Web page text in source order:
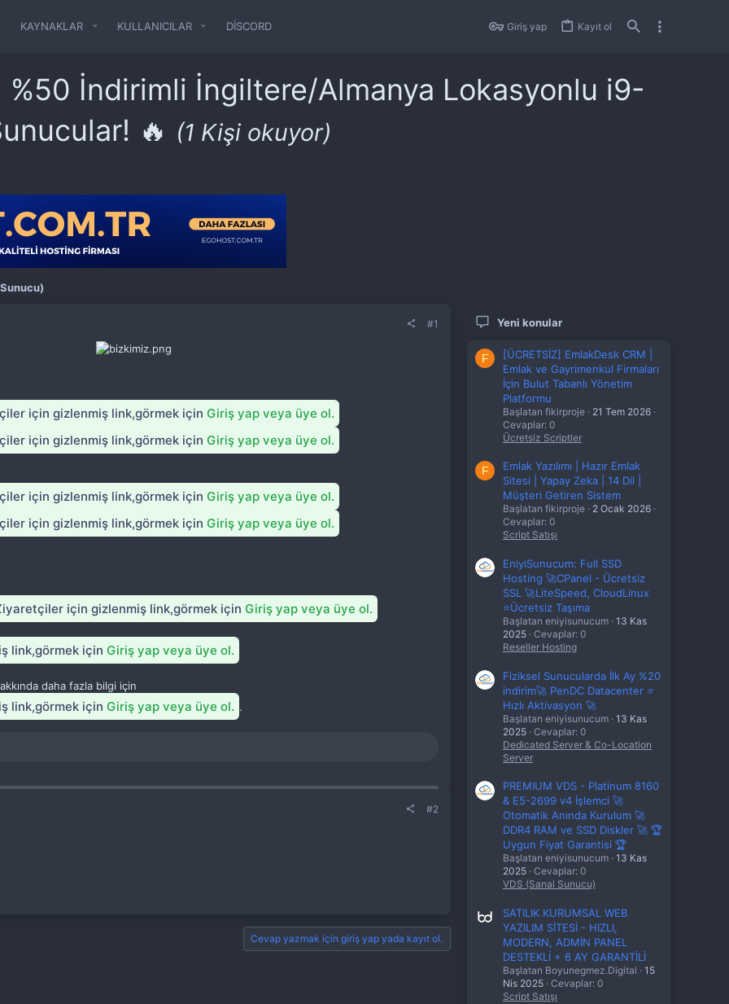
KAYNAKLAR KULLANICILAR DISCORD Giriş yap Kayıt ol
%50 İndirimli İngiltere/Almanya Lokasyonlu i9-
🔥 (1 Kişi okuyor)
#1
için gizlenmiş link,görmek için Giriş yap veya üye ol.
için gizlenmiş link,görmek için Giriş yap veya üye ol.
için gizlenmiş link,görmek için Giriş yap veya üye ol.
için gizlenmiş link,görmek için Giriş yap veya üye ol.
için gizlenmiş link,görmek için Giriş yap veya üye ol.
link,görmek için Giriş yap veya üye ol.
daha fazla bilgi için
link,görmek için Giriş yap veya üye ol. .
#2
Cevap yazmak için giriş yap yada kayıt ol.
Yeni konular
F
[ÜCRETSİZ] EmlakDesk CRM |
Emlak ve Gayrimenkul Firmaları
İçin Bulut Tabanlı Yönetim
Platformu
Başlatan fikirproje
21 Tem 2026
Cevaplar: 0
Ücretsiz Scriptler
F
Emlak Yazılımı | Hazır Emlak
Sitesi | Yapay Zeka | 14 Dil |
Müşteri Getiren Sistem
Başlatan fikirproje
2 Ocak 2026
Cevaplar: 0
Script Satışı
EniyiSunucum: Full SSD
Hosting 🚀CPanel - Ücretsiz
SSL 🚀LiteSpeed, CloudLinux
⭐Ücretsiz Taşıma
Başlatan eniyisunucum 13 Kas
2025 Cevaplar: 0
Reseller Hosting
Fiziksel Sunucularda İlk Ay %20
indirim🚀 PenDC Datacenter ⭐
Hızlı Aktivasyon 🚀
Başlatan eniyisunucum 13 Kas
2025 Cevaplar: 0
Dedicated Server & Co-Location
Server
PREMIUM VDS - Platinum 8160
& E5-2699 v4 İşlemci 🚀
Otomatik Anında Kurulum 🚀
DDR4 RAM ve SSD Diskler 🚀 🏆
Uygun Fiyat Garantisi 🏆
Başlatan eniyisunucum 13 Kas
2025 Cevaplar: 0
VDS (Sanal Sunucu)
SATILIK KURUMSAL WEB
YAZILIM SİTESİ - HIZLI,
MODERN, ADMİN PANEL
DESTEKLİ + 6 AY GARANTİLİ
Başlatan Boyunegmez.Digital
15
Nis 2025 Cevaplar: 0
Script Satışı